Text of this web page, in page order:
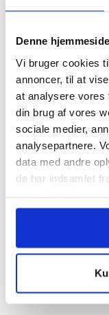
Denne
Vi bruger cookies
annoncer, til at
at analysere vores
din brug af vores
sociale medier,
analysepartnere.
data med andre
de har indsamlet
anvende vores
RELATEREDE
– og